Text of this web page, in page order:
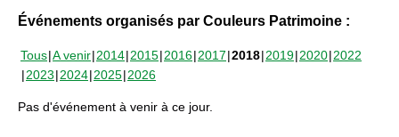
Événements organisés par Couleurs Patrimoine :
Tous A venir 2014 2015 2016 2017 2018 2019 2020 2022
2023 2024 2025 2026
Pas d'événement à venir à ce jour.